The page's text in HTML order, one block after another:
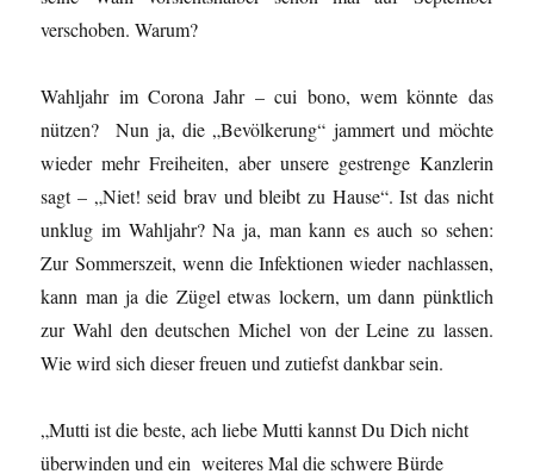
verschoben. Warum?
Wahljahr im Corona Jahr – cui bono, wem könnte das
nützen? Nun ja, die „Bevölkerung“ jammert und möchte
wieder mehr Freiheiten, aber unsere gestrenge Kanzlerin
sagt – „Niet! seid brav und bleibt zu Hause“. Ist das nicht
unklug im Wahljahr? Na ja, man kann es auch so sehen:
Zur Sommerszeit, wenn die Infektionen wieder nachlassen,
kann man ja die Zügel etwas lockern, um dann pünktlich
zur Wahl den deutschen Michel von der Leine zu lassen.
Wie wird sich dieser freuen und zutiefst dankbar sein.
„Mutti ist die beste, ach liebe Mutti kannst Du Dich nicht
überwinden und ein weiteres Mal die schwere Bürde